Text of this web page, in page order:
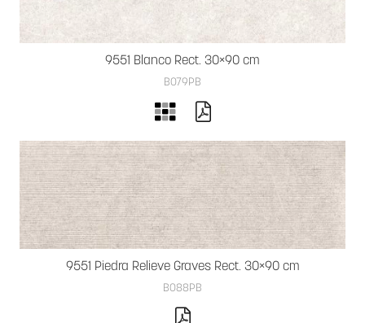
9551 Blanco Rect. 30×90 cm
B079PB
9551 Piedra Relieve Graves Rect. 30×90 cm
B088PB